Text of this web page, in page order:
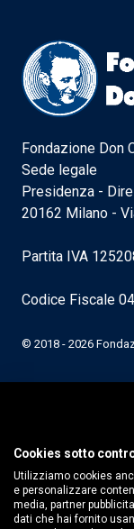
Fondazione Don
Sede legale
Presidenza -
20162 Milano -
Partita IVA
Codice Fiscale
© 2018 - 2026
Cookies sotto
Utilizziamo cookies
e personalizzare
media, partner
dati che hai fornito